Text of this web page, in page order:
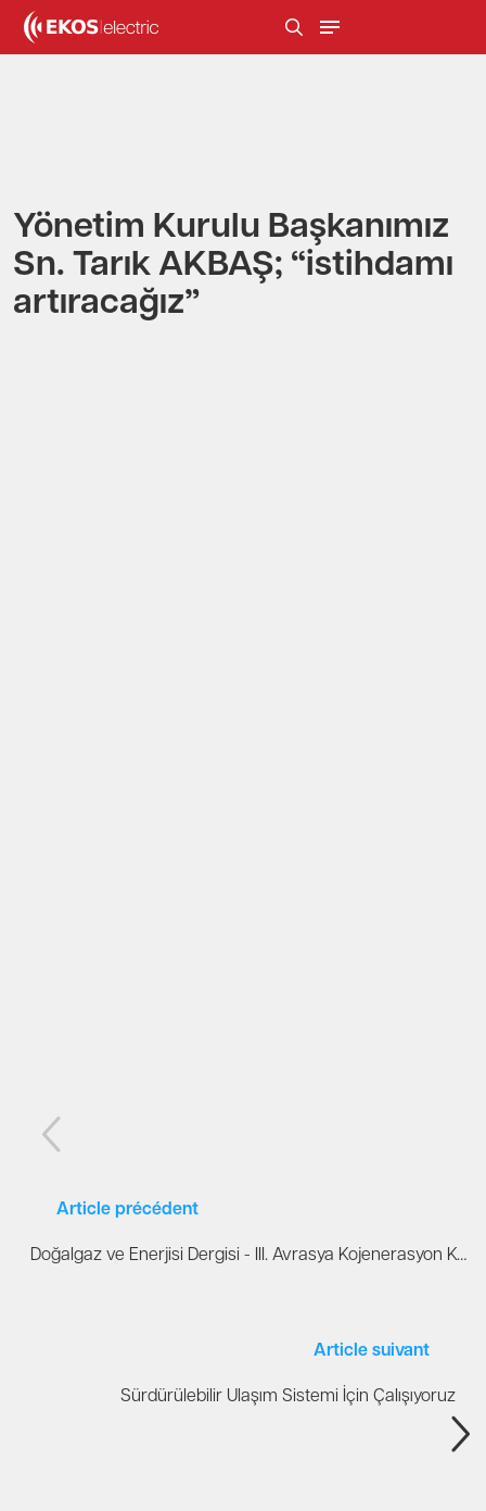
Yönetim Kurulu Başkanımız
Sn. Tarık AKBAŞ; “istihdamı
artıracağız”
Article précédent
Doğalgaz ve Enerjisi Dergisi - III. Avrasya Kojenerasyon Konferansı İstanbul'da Gerçekleştirildi
Article suivant
Sürdürülebilir Ulaşım Sistemi İçin Çalışıyoruz